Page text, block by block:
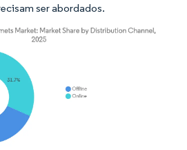
ser abordados.